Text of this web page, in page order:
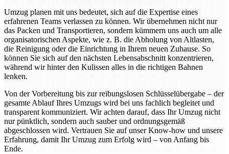
Umzug planen mit uns bedeutet, sich auf die Expertise eines
erfahrenen Teams verlassen zu können. Wir übernehmen nicht nur
das Packen und Transportieren, sondern kümmern uns auch um alle
organisatorischen Aspekte, wie z. B. die Abholung von Altlasten,
die Reinigung oder die Einrichtung in Ihrem neuen Zuhause. So
können Sie sich auf den nächsten Lebensabschnitt konzentrieren,
während wir hinter den Kulissen alles in die richtigen Bahnen
lenken.
Von der Vorbereitung bis zur reibungslosen Schlüsselübergabe – der
gesamte Ablauf Ihres Umzugs wird bei uns fachlich begleitet und
transparent kommuniziert. Wir achten darauf, dass Ihr Umzug nicht
nur pünktlich, sondern auch sauber und ordnungsgemäß
abgeschlossen wird. Vertrauen Sie auf unser Know-how und unsere
Erfahrung, damit Ihr Umzug zum Erfolg wird – von Anfang bis
Ende.